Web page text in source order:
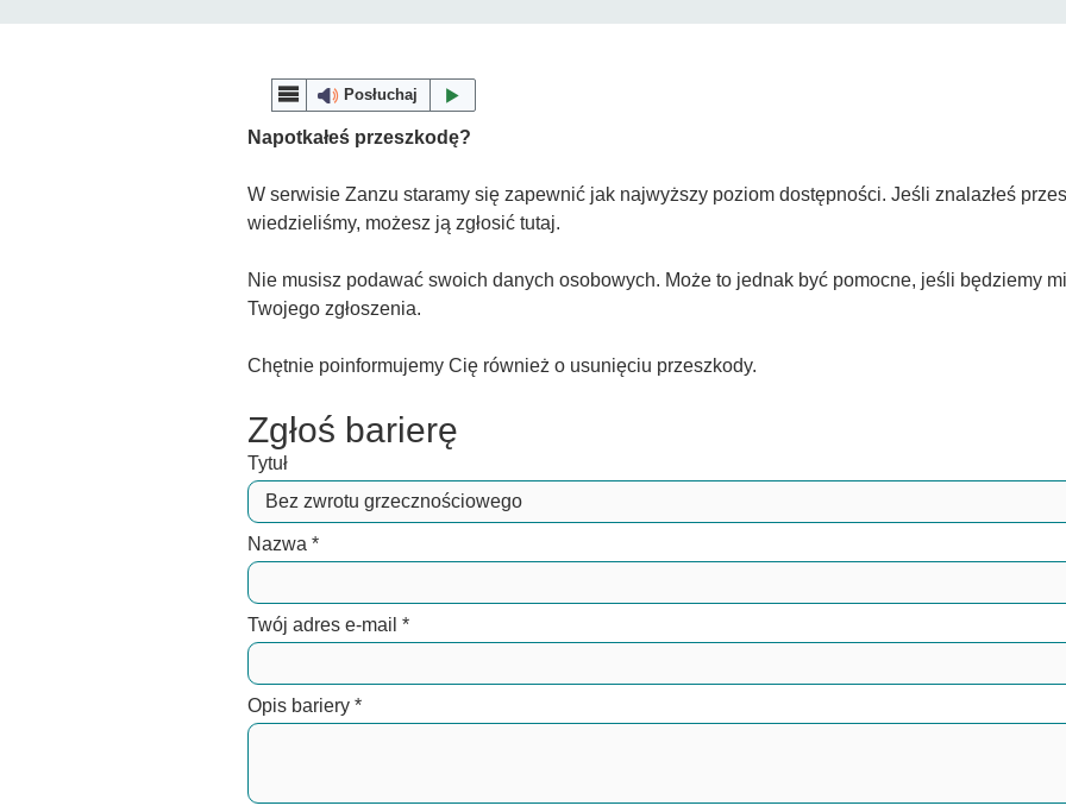
Posłuchaj
Napotkałeś przeszkodę?
W serwisie Zanzu staramy się zapewnić jak najwyższy poziom dostępności. Jeśli znalazłeś
wiedzieliśmy, możesz ją zgłosić tutaj.
Nie musisz podawać swoich danych osobowych. Może to jednak być pomocne, jeśli będziemy
Twojego zgłoszenia.
Chętnie poinformujemy Cię również o usunięciu przeszkody.
Zgłoś barierę
Tytuł
Nazwa *
Twój adres e-mail *
Opis bariery *